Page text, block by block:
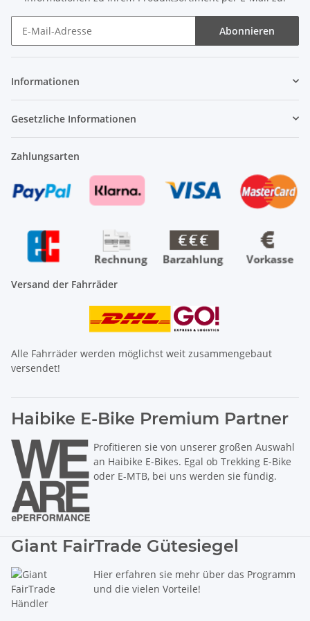
Abonnieren
Informationen
Gesetzliche Informationen
Zahlungsarten
Versand der Fahrräder
Alle Fahrräder werden möglichst weit zusammengebaut
versendet!
Haibike E-Bike Premium Partner
Profitieren sie von unserer großen Auswahl
an Haibike E-Bikes. Egal ob Trekking E-Bike
oder E-MTB, bei uns werden sie fündig.
Giant FairTrade Gütesiegel
Hier erfahren sie mehr über das Programm
und die vielen Vorteile!